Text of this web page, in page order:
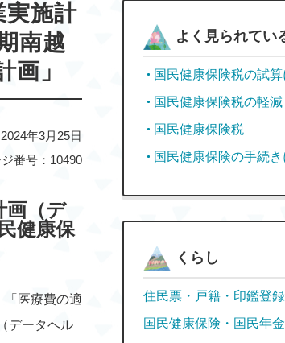
実施計
南越
画」
年3月25日
番号：10490
画（デ
健康保
「医療費の適
データヘル
よく見られてい
国民健康保険税の試
国民健康保険税の軽
国民健康保険税
国民健康保険の手続
くらし
住民票・戸籍・印鑑登録
国民健康保険・国民年金